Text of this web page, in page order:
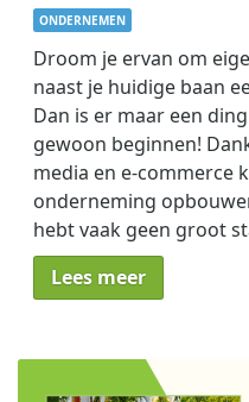
ONDERNEMEN
Droom je ervan om
naast je huidige baan
Dan is er maar een
gewoon beginnen!
media en e-commerce
onderneming
hebt vaak geen groot
Lees meer